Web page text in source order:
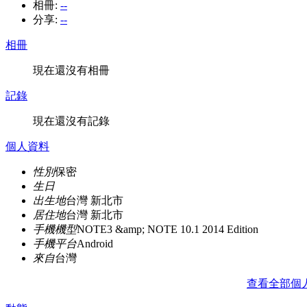
相冊: --
分享: --
相冊
現在還沒有相冊
記錄
現在還沒有記錄
個人資料
性別保密
生日
出生地台灣 新北市
居住地台灣 新北市
手機機型NOTE3 &amp; NOTE 10.1 2014 Edition
手機平台Android
來自台灣
查看全部個